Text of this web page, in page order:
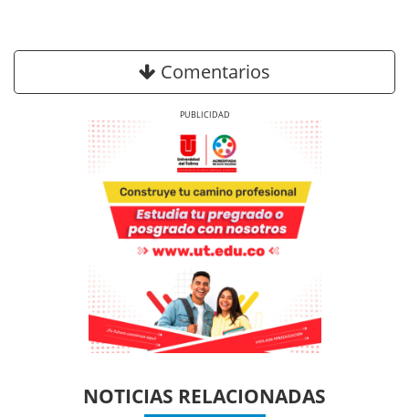
Comentarios
NOTICIAS RELACIONADAS